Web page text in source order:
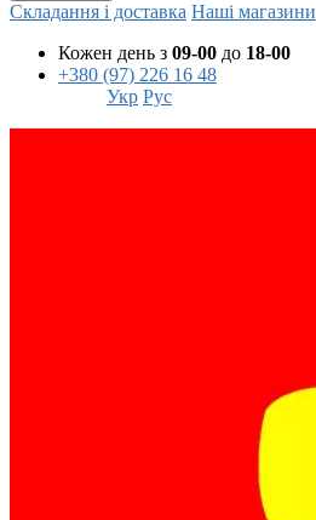
Складання і доставка Наші магазини
Кожен день з 09-00 до 18-00
+380 (97) 226 16 48
Укр Рус